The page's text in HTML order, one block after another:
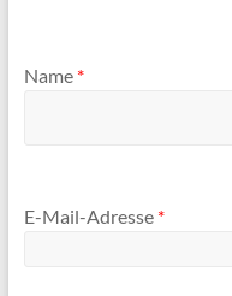
Name *
E-Mail-Adresse *